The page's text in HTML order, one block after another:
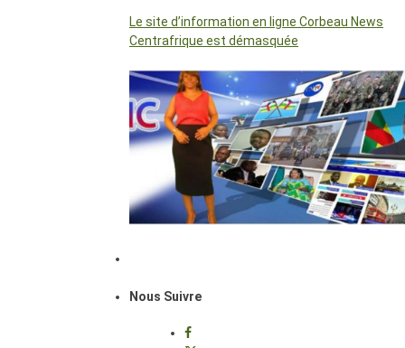
Le site d’information en ligne Corbeau News
Centrafrique est démasquée
Nous Suivre